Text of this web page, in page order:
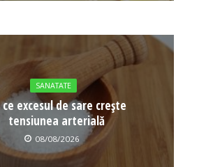
SANATATE
ce excesul de sare crește
tensiunea arterială
08/08/2026